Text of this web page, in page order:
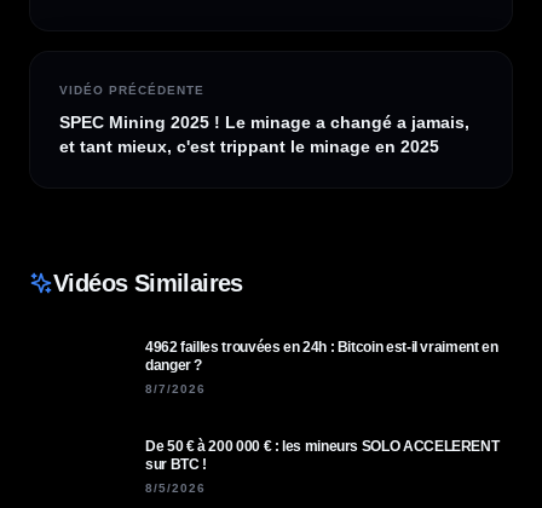
VIDÉO PRÉCÉDENTE
SPEC Mining 2025 ! Le minage a changé a jamais,
et tant mieux, c'est trippant le minage en 2025
Vidéos Similaires
4962 failles trouvées en 24h : Bitcoin est-il vraiment en
danger ?
8/7/2026
De 50 € à 200 000 € : les mineurs SOLO ACCELERENT
sur BTC !
8/5/2026